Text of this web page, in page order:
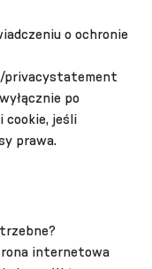
o ochronie
privacystatement
po
cookie, jeśli
prawa.
internetowa